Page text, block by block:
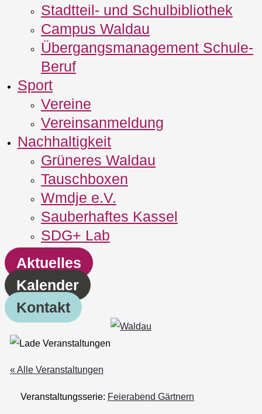
Stadtteil- und Schulbibliothek
Campus Waldau
Übergangsmanagement Schule‐
Beruf
Sport
Vereine
Vereinsanmeldung
Nachhaltigkeit
Grüneres Waldau
Tauschboxen
Wmdje e.V.
Sauberhaftes Kassel
SDG+ Lab
Aktuelles
Kalender
Kontakt
« Alle Veranstaltungen
Veranstaltungsserie: Feierabend Gärtnern